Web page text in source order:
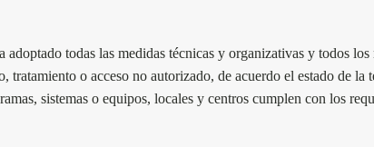
todas las medidas técnicas y organizativas y todos
o acceso no autorizado, de acuerdo el estado de
sistemas o equipos, locales y centros cumplen con los